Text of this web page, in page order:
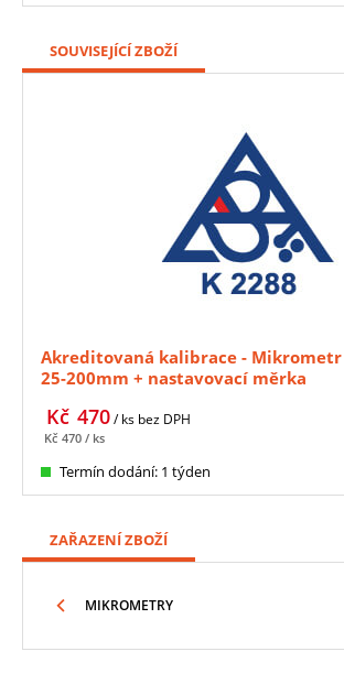
SOUVISEJÍCÍ ZBOŽÍ
Akreditovaná kalibrace -
25-200mm + nastavovací měrka
470
Kč / ks bez DPH
470
Kč / ks
Termín dodání: 1 týden
ZAŘAZENÍ ZBOŽÍ
MIKROMETRY